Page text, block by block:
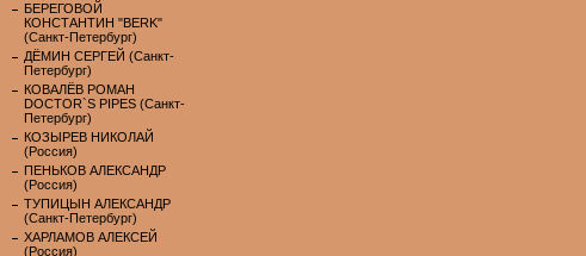
БЕРЕГОВОЙ
КОНСТАНТИН "BERK"
(Санкт-Петербург)
ДЁМИН СЕРГЕЙ (Санкт-
Петербург)
КОВАЛЁВ РОМАН
DOCTOR`S PIPES (Санкт-
Петербург)
КОЗЫРЕВ НИКОЛАЙ
(Россия)
ПЕНЬКОВ АЛЕКСАНДР
(Россия)
ТУПИЦЫН АЛЕКСАНДР
(Санкт-Петербург)
ХАРЛАМОВ АЛЕКСЕЙ
(Россия)